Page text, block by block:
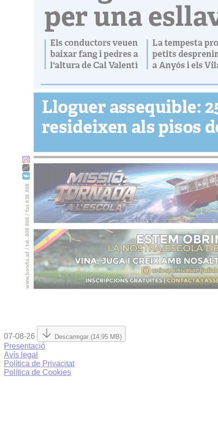
07-08-26 Descarregar (14.95 MB)
Presentació
Avís legal
Política de Privacitat
Política de Cookies